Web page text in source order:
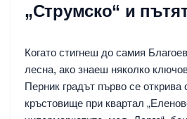
„Струмско“ и
Когато стигнеш до самия
лесна, ако знаеш няколко
Перник градът първо се открива
кръстовище при квартал